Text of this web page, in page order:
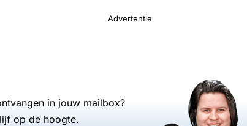
Advertentie
in jouw mailbox?
op de hoogte.